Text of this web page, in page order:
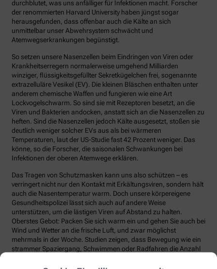
durchblutet, was uns anfälliger für Infektionen macht. Forscher
der renommierten Harvard University haben jüngst sogar
herausgefunden, dass offenbar auch die Kälte an sich
unmittelbar unser Abwehrsystem schwächt und
Atemwegserkrankungen begünstigt.
So setzen unsere Nasenzellen beim Eindringen von Viren oder
Krankheitserregern normalerweise umgehend Milliarden
winziger, flüssigkeitsgefüllter Sekretkügelchen frei, sogenannte
extrazelluläre Vesikel (EV). Die kleinen Bläschen enthalten unter
anderem chemische Waffen und fungieren wie eine Art
Lockvogelschwarm. So sind sie mit Rezeptoren besetzt, an die
Viren und Bakterien andocken, anstatt sich an die Nasenzellen zu
heften. Sind die Nasenzellen jedoch Kälte ausgesetzt, stoßen sie
deutlich weniger solcher EVs aus als bei wärmeren
Temperaturen, laut der US-Studie fast 42 Prozent weniger. Das
könne, so die Forscher, die saisonalen Schwankungen bei
Infektionen der oberen Atemwege erklären.
Das Tragen von Schutzmasken kann uns also schützen – es
verringert nicht nur den Kontakt mit Erkältungsviren, sondern hält
auch die Nasentemperatur warm. Doch unsere körpereigene
Gesundheitspolizei lässt sich auch auf andere Weise
unterstützen, um die lästigen Viren auf Abstand zu halten.
Oberstes Gebot: Packen Sie sich warm ein und gehen Sie auch bei
Wind und Wetter an die frische Luft, und zwar möglichst
mehrmals in der Woche. Studien zeigen, dass Bewegung wie ein
strammer Spaziergang, Schwimmen oder Radfahren die Anzahl
Regelmäßige Bewegung sorgt auch dafür, dass Fremdstoffe über